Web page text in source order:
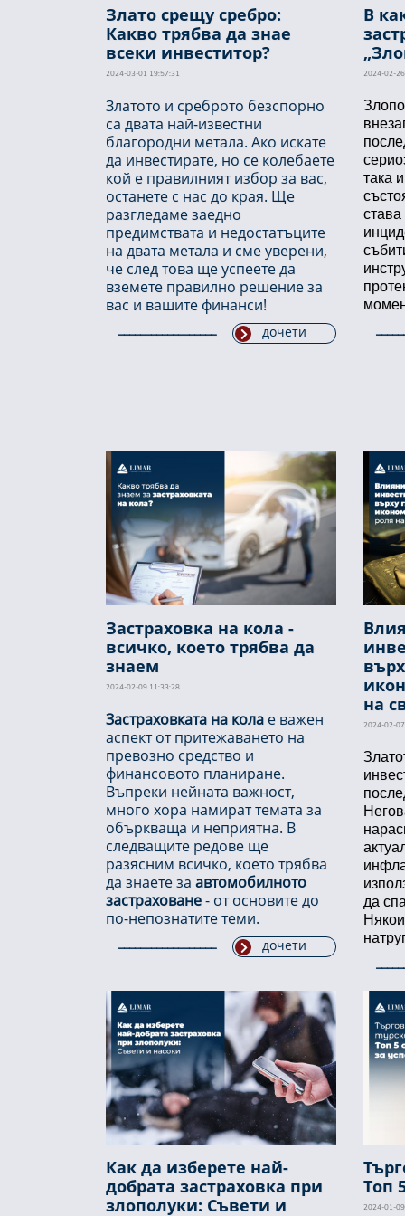
Злато срещу сребро:
Какво трябва да знае
всеки инвеститор?
2024-03-01 19:57:31
Златото и среброто безспорно
са двата най-известни
благородни метала. Ако искате
да инвестирате, но се колебаете
кой е правилният избор за вас,
останете с нас до края. Ще
разгледаме заедно
предимствата и недостатъците
на двата метала и сме уверени,
че след това ще успеете да
вземете правилно решение за
вас и вашите финанси!
дочети
В
2024-02-
така
става
Застраховка на кола -
всичко, което трябва да
знаем
2024-02-09 11:33:28
Застраховката на кола е важен
аспект от притежаването на
превозно средство и
финансовото планиране.
Въпреки нейната важност,
много хора намират темата за
объркваща и неприятна. В
следващите редове ще
разясним всичко, което трябва
да знаете за автомобилното
застраховане- от основите до
по-непознатите теми.
дочети
на
2024-02-
да
Как да изберете най-
добрата застраховка при
злополуки: Съвети и
Топ
2024-01-